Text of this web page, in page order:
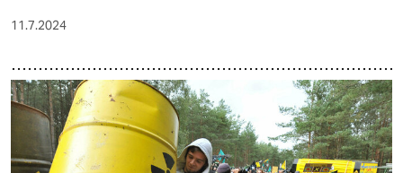
11.7.2024